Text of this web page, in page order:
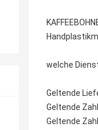
welche
Geltende
Geltende
Geltende